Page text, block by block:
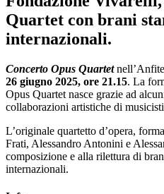
Quartet con brani
internazionali.
Concerto Opus Quartet
26 giugno 2025, ore 21.15. La
Opus Quartet nasce grazie ad
collaborazioni artistiche di
L’originale quartetto d’opera,
Frati, Alessandro Antonini e
composizione e alla rilettura di
internazionali.